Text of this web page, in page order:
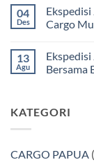
Cargo
Jakarta
ke
BMP
Cargo
Kota
Bitung
Lebih
Kapal
Laut
komentar
pada
Ekspedisi
Via
Laut
Murah
Bmp
Cargo
04
Des
Cargo
komentar
pada
Ekspedisi
Laut
Bersama
&
13
Agu
Bersama
pada
Ekspedisi
Laut
KATEGORI
CARGO PAPUA